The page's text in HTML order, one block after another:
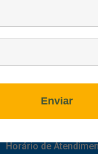
Onde Estamos
Horário de
Enviar